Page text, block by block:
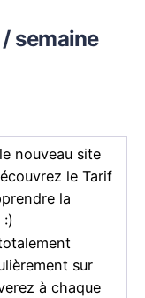
semaine
nouveau site
le Tarif
la
:)
sur
à chaque